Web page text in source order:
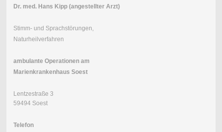
Dr. med. Hans Kipp (angestellter Arzt)
Stimm- und Sprachstörungen,
Naturheilverfahren
ambulante Operationen am
Marienkrankenhaus Soest
Lentzestraße 3
59494 Soest
Telefon